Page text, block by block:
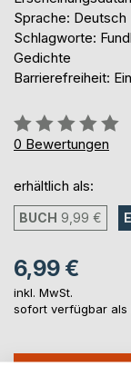
Sprache: Deutsch
Schlagworte:
Gedichte
Barrierefreiheit:
Bewertung::
0%
0 Bewertungen
erhältlich als:
BUCH 9,99 €
6,99 €
inkl. MwSt.
sofort verfügbar als